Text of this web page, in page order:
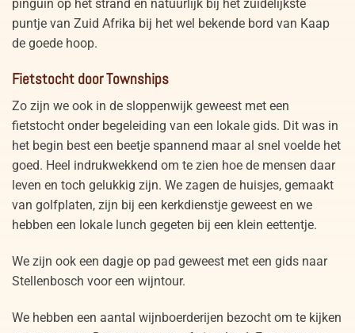
pinguïn op het strand en natuurlijk bij het zuidelijkste
puntje van Zuid Afrika bij het wel bekende bord van Kaap
de goede hoop.
Fietstocht door Townships
Zo zijn we ook in de sloppenwijk geweest met een
fietstocht onder begeleiding van een lokale gids. Dit was in
het begin best een beetje spannend maar al snel voelde het
goed. Heel indrukwekkend om te zien hoe de mensen daar
leven en toch gelukkig zijn. We zagen de huisjes, gemaakt
van golfplaten, zijn bij een kerkdienstje geweest en we
hebben een lokale lunch gegeten bij een klein eettentje.
We zijn ook een dagje op pad geweest met een gids naar
Stellenbosch voor een wijntour.
We hebben een aantal wijnboerderijen bezocht om te kijken